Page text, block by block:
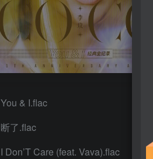
You & I.flac
断了.flac
I Don’T Care (feat. Vava).flac